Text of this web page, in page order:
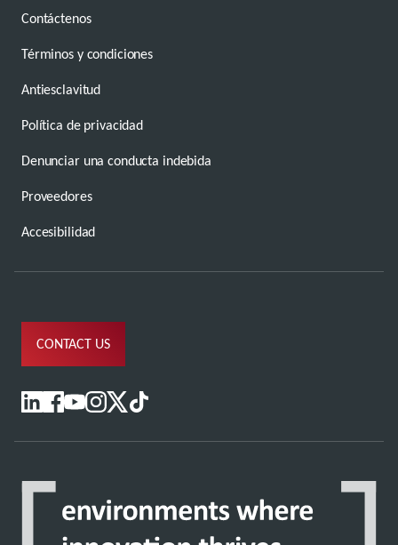
Contáctenos
Términos y condiciones
Antiesclavitud
Política de privacidad
Denunciar una conducta indebida
Proveedores
Accesibilidad
CONTACT US